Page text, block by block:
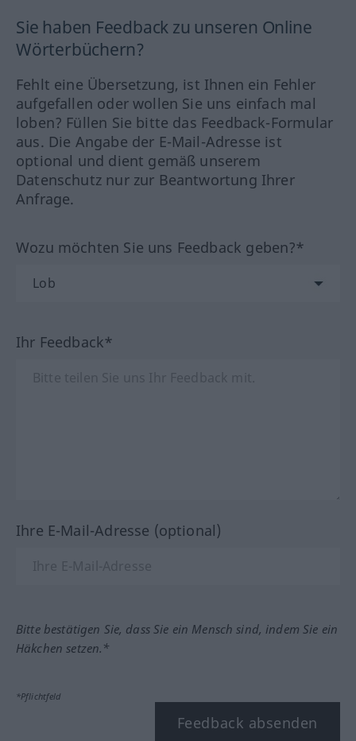
Sie haben Feedback zu unseren Online
Wörterbüchern?
Fehlt eine Übersetzung, ist Ihnen ein Fehler
aufgefallen oder wollen Sie uns einfach mal
loben? Füllen Sie bitte das Feedback-Formular
aus. Die Angabe der E-Mail-Adresse ist
optional und dient gemäß unserem
Datenschutz nur zur Beantwortung Ihrer
Anfrage.
Wozu möchten Sie uns Feedback geben?*
Ihr Feedback*
Ihre E-Mail-Adresse (optional)
Bitte bestätigen Sie, dass Sie ein Mensch sind, indem Sie ein
Häkchen setzen.*
*Pflichtfeld
Feedback absenden